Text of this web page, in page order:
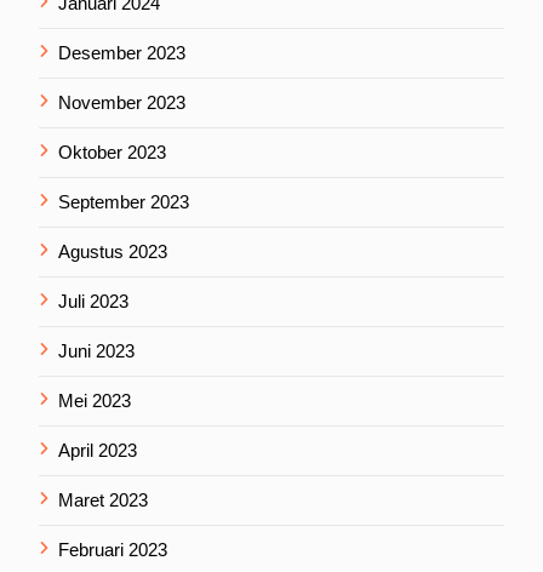
Desember 2023
November 2023
Oktober 2023
September 2023
Agustus 2023
Juli 2023
Juni 2023
Mei 2023
April 2023
Maret 2023
Februari 2023